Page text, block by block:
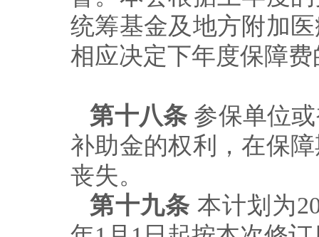
统筹基金及地方附加
相应决定下年度保障费
第十八条 参保单位
补助金的权利，在保
丧失。
第十九条 本计划为